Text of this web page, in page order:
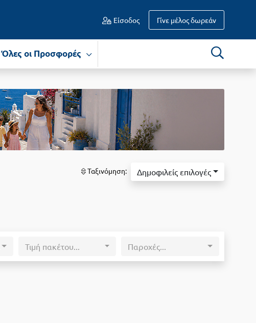
Είσοδος Γίνε μέλος δωρεάν
Όλες οι Προσφορές
Ταξινόμηση: Δημοφιλείς επιλογές
Τιμή πακέτου... Παροχές...